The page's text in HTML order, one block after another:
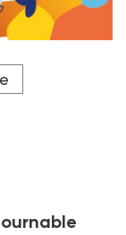
et
de formation